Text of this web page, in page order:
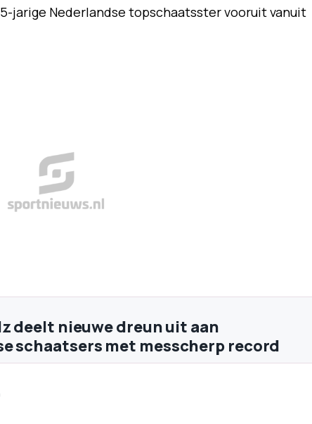
jarige Nederlandse topschaatsster vooruit vanuit
deelt nieuwe dreun uit aan
schaatsers met messcherp record